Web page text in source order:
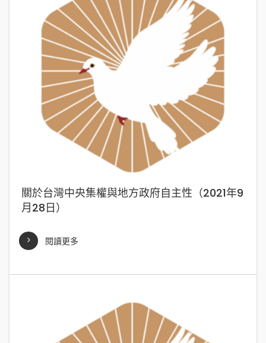
關於台灣中央集權與地方政府自主性（2021年9
月28日）
閱讀更多